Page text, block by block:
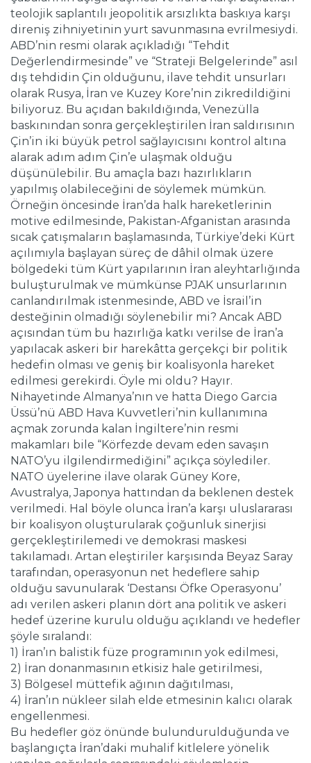
teolojik saplantılı jeopolitik arsızlıkta baskıya karşı
direniş zihniyetinin yurt savunmasına evrilmesiydi.
ABD’nin resmi olarak açıkladığı “Tehdit
Değerlendirmesinde” ve “Strateji Belgelerinde” asıl
dış tehdidin Çin olduğunu, ilave tehdit unsurları
olarak Rusya, İran ve Kuzey Kore’nin zikredildiğini
biliyoruz. Bu açıdan bakıldığında, Venezülla
baskınından sonra gerçekleştirilen İran saldırısının
Çin’in iki büyük petrol sağlayıcısını kontrol altına
alarak adım adım Çin’e ulaşmak olduğu
düşünülebilir. Bu amaçla bazı hazırlıkların
yapılmış olabileceğini de söylemek mümkün.
Örneğin öncesinde İran’da halk hareketlerinin
motive edilmesinde, Pakistan-Afganistan arasında
sıcak çatışmaların başlamasında, Türkiye’deki Kürt
açılımıyla başlayan süreç de dâhil olmak üzere
bölgedeki tüm Kürt yapılarının İran aleyhtarlığında
buluşturulmak ve mümkünse PJAK unsurlarının
canlandırılmak istenmesinde, ABD ve İsrail’in
desteğinin olmadığı söylenebilir mi? Ancak ABD
açısından tüm bu hazırlığa katkı verilse de İran’a
yapılacak askeri bir harekâtta gerçekçi bir politik
hedefin olması ve geniş bir koalisyonla hareket
edilmesi gerekirdi. Öyle mi oldu? Hayır.
Nihayetinde Almanya’nın ve hatta Diego Garcia
Üssü’nü ABD Hava Kuvvetleri’nin kullanımına
açmak zorunda kalan İngiltere’nin resmi
makamları bile “Körfezde devam eden savaşın
NATO’yu ilgilendirmediğini” açıkça söylediler.
NATO üyelerine ilave olarak Güney Kore,
Avustralya, Japonya hattından da beklenen destek
verilmedi. Hal böyle olunca İran’a karşı uluslararası
bir koalisyon oluşturularak çoğunluk sinerjisi
gerçekleştirilemedi ve demokrasi maskesi
takılamadı. Artan eleştiriler karşısında Beyaz Saray
tarafından, operasyonun net hedeflere sahip
olduğu savunularak ‘Destansı Öfke Operasyonu’
adı verilen askeri planın dört ana politik ve askeri
hedef üzerine kurulu olduğu açıklandı ve hedefler
şöyle sıralandı:
1) İran’ın balistik füze programının yok edilmesi,
2) İran donanmasının etkisiz hale getirilmesi,
3) Bölgesel müttefik ağının dağıtılması,
4) İran’ın nükleer silah elde etmesinin kalıcı olarak
engellenmesi.
Bu hedefler göz önünde bulundurulduğunda ve
başlangıçta İran’daki muhalif kitlelere yönelik